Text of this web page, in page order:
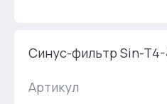
Синус-фильтр Sin-
Артикул